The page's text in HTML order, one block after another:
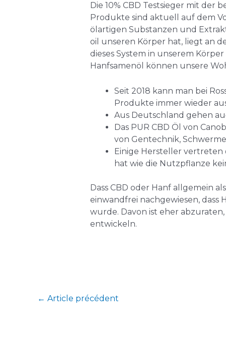
Die 10% CBD Testsieger mit
Produkte sind aktuell auf dem
ölartigen Substanzen und
oil unseren Körper hat, liegt an
dieses System in unserem
Hanfsamenöl können unsere
Seit 2018 kann man bei
Produkte immer wieder
Aus Deutschland gehen
Das PUR CBD Öl von
von Gentechnik,
Einige Hersteller vertreten
hat wie die Nutzpflanze
Dass CBD oder Hanf allgemein
einwandfrei nachgewiesen,
wurde. Davon ist eher
entwickeln.
← Article précédent